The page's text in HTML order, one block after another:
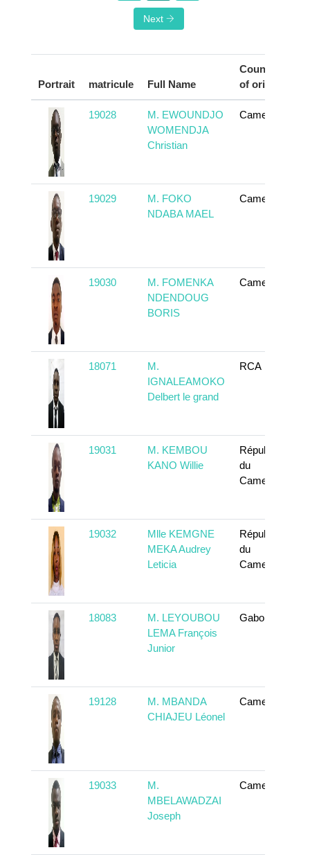
Next
Portrait matricule Full Name
Country
of origin
19028
M. EWOUNDJO
WOMENDJA
Christian
Cameroun
19029
M. FOKO
NDABA MAEL
Cameroun
19030
M. FOMENKA
NDENDOUG
BORIS
Cameroun
18071
M.
IGNALEAMOKO
Delbert le grand
RCA
19031
M. KEMBOU
KANO Willie
République
du
Cameroun
19032
Mlle KEMGNE
MEKA Audrey
Leticia
République
du
Cameroun
18083
M. LEYOUBOU
LEMA François
Junior
Gabon
19128
M. MBANDA
CHIAJEU Léonel
Cameroun
19033
M.
MBELAWADZAI
Joseph
Cameroun